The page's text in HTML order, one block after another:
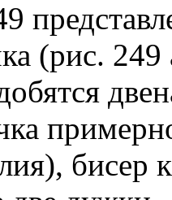
(рис. 249
бисер